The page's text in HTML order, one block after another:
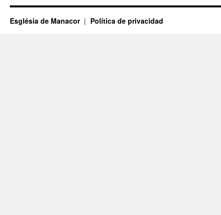
Església de Manacor Política de privacidad